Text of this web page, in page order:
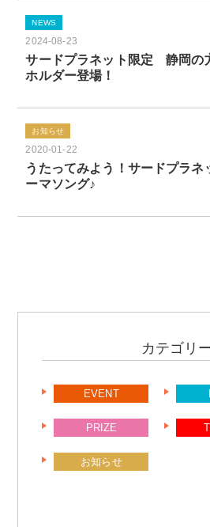
NEWS
2024-08-23
サードプラネット限定 静岡の
ホルダー登場！
お知らせ
2020-01-22
うたってみよう！サードプラネ
ーマソング♪
カテゴリ
EVENT
PRIZE
お知らせ